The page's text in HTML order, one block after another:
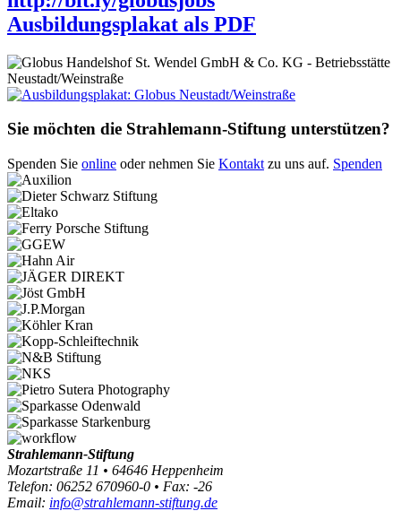
Ausbildungsplakat als PDF
Sie möchten die Strahlemann-Stiftung unterstützen?
Spenden Sie online oder nehmen Sie Kontakt zu uns auf. Spenden
Strahlemann-Stiftung
Mozartstraße 11 • 64646 Heppenheim
Telefon: 06252 670960-0 • Fax: -26
Email: info@strahlemann-stiftung.de